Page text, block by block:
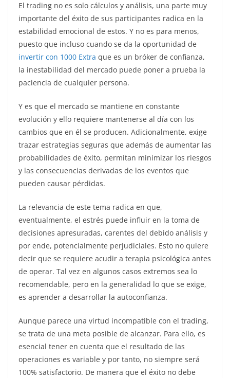
El trading no es solo cálculos y análisis, una parte muy
importante del éxito de sus participantes radica en la
estabilidad emocional de estos. Y no es para menos,
puesto que incluso cuando se da la oportunidad de
invertir con 1000 Extra que es un bróker de confianza,
la inestabilidad del mercado puede poner a prueba la
paciencia de cualquier persona.
Y es que el mercado se mantiene en constante
evolución y ello requiere mantenerse al día con los
cambios que en él se producen. Adicionalmente, exige
trazar estrategias seguras que además de aumentar las
probabilidades de éxito, permitan minimizar los riesgos
y las consecuencias derivadas de los eventos que
pueden causar pérdidas.
La relevancia de este tema radica en que,
eventualmente, el estrés puede influir en la toma de
decisiones apresuradas, carentes del debido análisis y
por ende, potencialmente perjudiciales. Esto no quiere
decir que se requiere acudir a terapia psicológica antes
de operar. Tal vez en algunos casos extremos sea lo
recomendable, pero en la generalidad lo que se exige,
es aprender a desarrollar la autoconfianza.
Aunque parece una virtud incompatible con el trading,
se trata de una meta posible de alcanzar. Para ello, es
esencial tener en cuenta que el resultado de las
operaciones es variable y por tanto, no siempre será
100% satisfactorio. De manera que el éxito no debe